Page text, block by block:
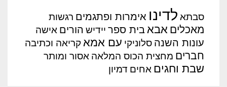
סבתא לדינו אימרות ופתגמים רגשות
מאכלים אבאבית ספר יידיש הורים אישה
עונות השנה סלוניקי עם אמאקריאה וכתיבה
חברים מחצית הכוס המלאה אסור ומותר
שבת וחגים אחים דמיון